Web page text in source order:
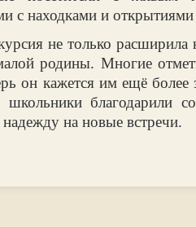
с находками и
не только расширила
родины. Многие
он кажется им ещё
благодарили
надежду на новые встречи.